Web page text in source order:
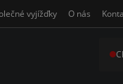
vyjížďky O nás